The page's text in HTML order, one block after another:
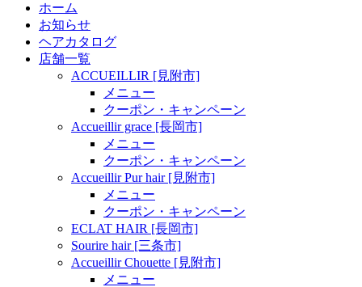
ホーム
お知らせ
ヘアカタログ
店舗一覧
ACCUEILLIR [見附市]
メニュー
クーポン・キャンペーン
Accueillir grace [長岡市]
メニュー
クーポン・キャンペーン
Accueillir Pur hair [見附市]
メニュー
クーポン・キャンペーン
ECLAT HAIR [長岡市]
Sourire hair [三条市]
Accueillir Chouette [見附市]
メニュー